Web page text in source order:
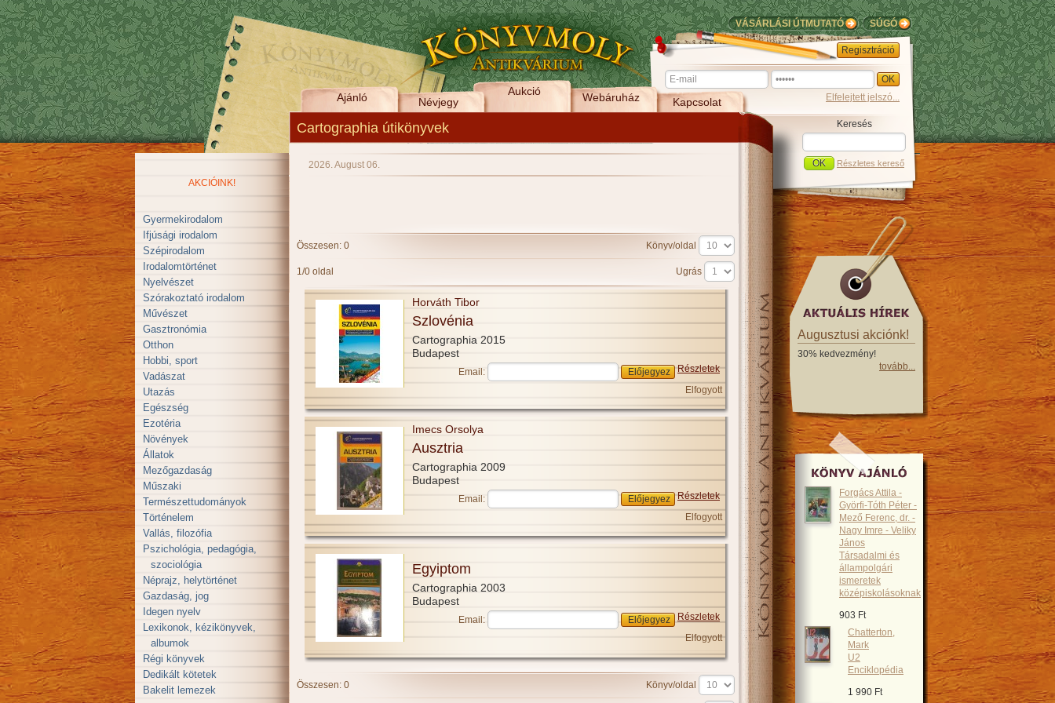
SÚGÓ
VÁSÁRLÁSI ÚTMUTATÓ
Regisztráció
Elfelejtett jelszó...
Ajánló Névjegy
Aukció Webáruház Kapcsolat
Cartographia útikönyvek Keresés
Részletes kereső
AKCIÓINK!
Gyermekirodalom
Ifjúsági irodalom
Szépirodalom
Irodalomtörténet
Nyelvészet
Szórakoztató irodalom
Művészet
Gasztronómia
Otthon
Hobbi, sport
Vadászat
Utazás
Egészség
Ezotéria
Növények
Állatok
Mezőgazdaság
Műszaki
Természettudományok
Történelem
Vallás, filozófia
Pszichológia, pedagógia,
szociológia
Néprajz, helytörténet
Gazdaság, jog
Idegen nyelv
Lexikonok, kézikönyvek,
albumok
Régi könyvek
Dedikált kötetek
Bakelit lemezek
Augusztusi akciónk!
30% kedvezmény!
tovább...
Forgács Attila -
Györfi-Tóth Péter -
Mező Ferenc, dr. -
Nagy Imre - Veliky
János
Társadalmi és
állampolgári
ismeretek
középiskolásoknak
903 Ft
Chatterton,
Mark
U2
Enciklopédia
1 990 Ft
2026. August 06.
Összesen: 0 Könyv/oldal
1/0 oldal Ugrás
Horváth Tibor
Szlovénia
Cartographia 2015
Budapest
Részletek
Email:
Elfogyott
Imecs Orsolya
Ausztria
Cartographia 2009
Budapest
Részletek
Email:
Elfogyott
Egyiptom
Cartographia 2003
Budapest
Részletek
Email:
Elfogyott
Összesen: 0 Könyv/oldal